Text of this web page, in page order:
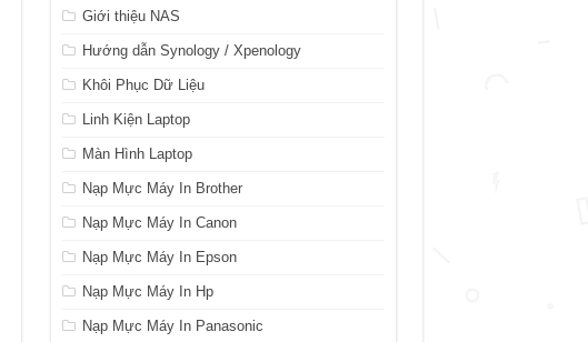
Giới thiệu NAS
Hướng dẫn Synology / Xpenology
Khôi Phục Dữ Liệu
Linh Kiện Laptop
Màn Hình Laptop
Nạp Mực Máy In Brother
Nạp Mực Máy In Canon
Nạp Mực Máy In Epson
Nạp Mực Máy In Hp
Nạp Mực Máy In Panasonic